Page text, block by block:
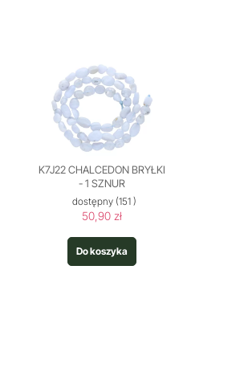
K7J22 CHALCEDON BRYŁKI
- 1 SZNUR
dostępny(151 )
50,90 zł
Do koszyka